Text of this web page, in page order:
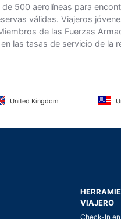
500 aerolíneas para
válidas. Viajeros
de las Fuerzas
las tasas de servicio de la
United Kingdom
VIAJERO
Check-In